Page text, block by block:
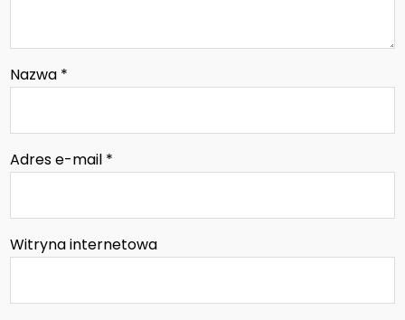
Nazwa *
Adres e-mail *
Witryna internetowa